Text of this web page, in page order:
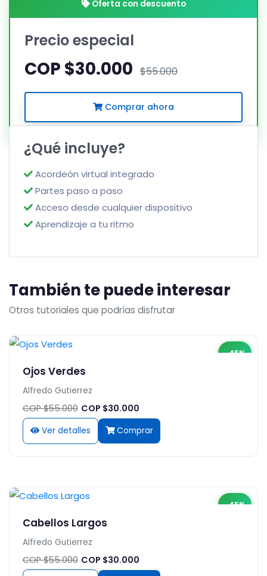
Oferta con descuento
Precio especial
COP $30.000 $55.000
Comprar ahora
¿Qué incluye?
Acordeón virtual integrado
Partes paso a paso
Acceso desde cualquier dispositivo
Aprendizaje a tu ritmo
También te puede interesar
Otros tutoriales que podrías disfrutar
-45%
Ojos Verdes
Alfredo Gutierrez
COP $55.000 COP $30.000
Ver detalles Comprar
-45%
Cabellos Largos
Alfredo Gutierrez
COP $55.000 COP $30.000